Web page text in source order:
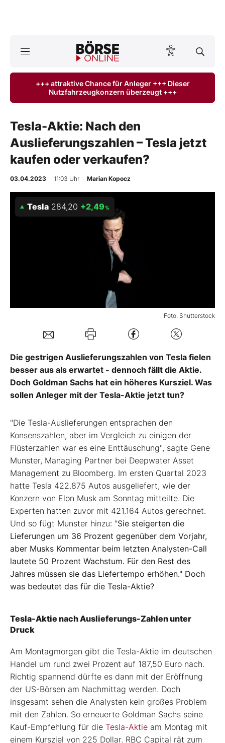
Anlageprodukte
Finanz-Check
Abo & Shop
Experten
Mein B:O
+++ attraktive Chance für Anleger +++ Dieser
Nutzfahrzeugkonzern überzeugt +++
Tesla-Aktie: Nach den
Auslieferungszahlen – Tesla jetzt
kaufen oder verkaufen?
03.04.2023 · 11:03 Uhr · Marian Kopocz
Foto: Shutterstock
Tesla 284,20 +2,49 %
Die gestrigen Auslieferungszahlen von Tesla fielen
besser aus als erwartet - dennoch fällt die Aktie.
Doch Goldman Sachs hat ein höheres Kursziel. Was
sollen Anleger mit der Tesla-Aktie jetzt tun?
"Die Tesla-Auslieferungen entsprachen den
Konsenszahlen, aber im Vergleich zu einigen der
Flüsterzahlen war es eine Enttäuschung", sagte Gene
Munster, Managing Partner bei Deepwater Asset
Management zu Bloomberg. Im ersten Quartal 2023
hatte Tesla 422.875 Autos ausgeliefert, wie der
Konzern von Elon Musk am Sonntag mitteilte. Die
Experten hatten zuvor mit 421.164 Autos gerechnet.
Und so fügt Munster hinzu: "Sie steigerten die
Lieferungen um 36 Prozent gegenüber dem Vorjahr,
aber Musks Kommentar beim letzten Analysten-Call
lautete 50 Prozent Wachstum. Für den Rest des
Jahres müssen sie das Liefertempo erhöhen." Doch
was bedeutet das für die Tesla-Aktie?
Tesla-Aktie nach Auslieferungs-Zahlen unter
Druck
Am Montagmorgen gibt die Tesla-Aktie im deutschen
Handel um rund zwei Prozent auf 187,50 Euro nach.
Richtig spannend dürfte es dann mit der Eröffnung
der US-Börsen am Nachmittag werden. Doch
insgesamt sehen die Analysten kein großes Problem
mit den Zahlen. So erneuerte Goldman Sachs seine
Kauf-Empfehlung für die Tesla-Aktie am Montag mit
einem Kursziel von 225 Dollar. RBC Capital rät zum